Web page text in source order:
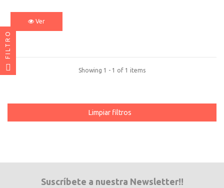
Ver
Showing 1 - 1 of 1 items
Limpiar filtros
Suscríbete a nuestra Newsletter!!
FILTRO